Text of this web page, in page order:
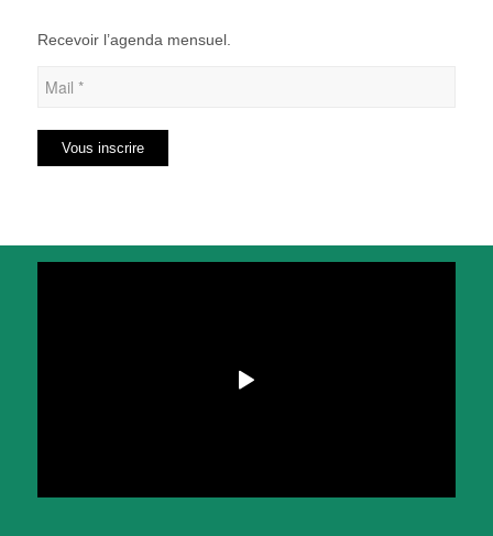
Recevoir l’agenda mensuel.